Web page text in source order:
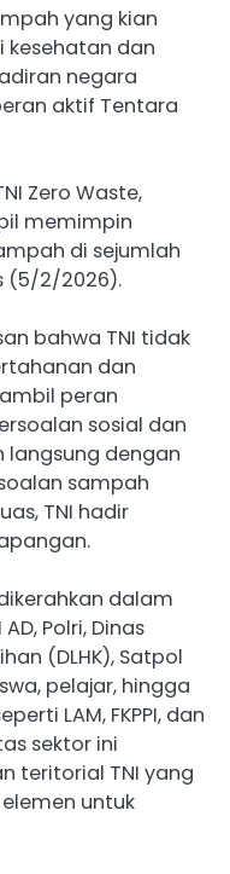
yang kian
kesehatan dan
negara
aktif Tentara
Zero Waste,
memimpin
di sejumlah
(5/2/2026).
bahwa TNI tidak
dan
peran
sosial dan
langsung dengan
sampah
TNI hadir
dalam
Polri, Dinas
(DLHK), Satpol
pelajar, hingga
LAM, FKPPI, dan
sektor ini
teritorial TNI yang
untuk